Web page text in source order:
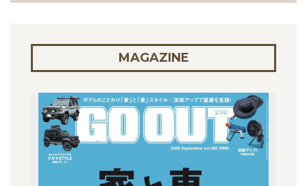
MAGAZINE